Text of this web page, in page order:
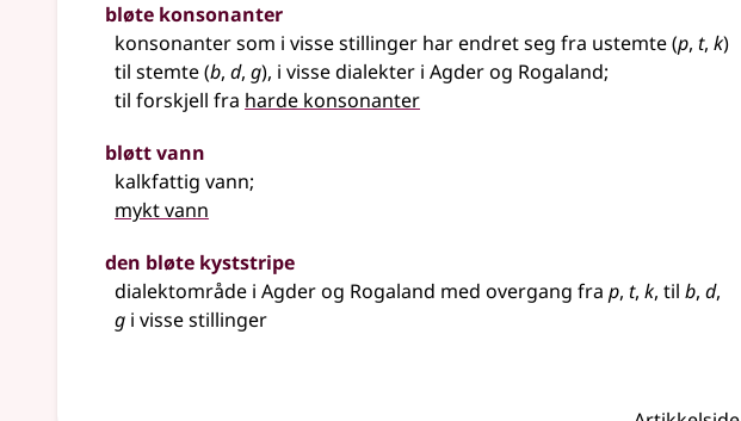
bløte konsonanter
konsonanter som i visse stillinger har endret seg fra ustemte (p, t, k)
til stemte (b, d, g), i visse dialekter i Agder og Rogaland;
til forskjell fra harde konsonanter
bløtt vann
kalkfattig vann;
mykt vann
den bløte kyststripe
dialektområde i Agder og Rogaland med overgang fra p, t, k, til b, d,
g i visse stillinger